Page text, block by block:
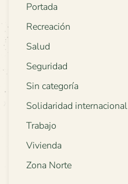
Portada
Recreación
Salud
Seguridad
Sin categoría
Solidaridad internacional
Trabajo
Vivienda
Zona Norte